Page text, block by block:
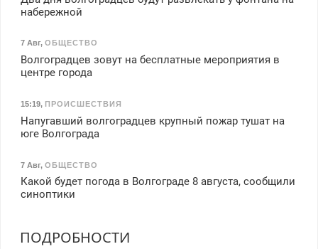
набережной
7 Авг, ОБЩЕСТВО
Волгоградцев зовут на бесплатные мероприятия в
центре города
15:19, ПРОИСШЕСТВИЯ
Напугавший волгоградцев крупный пожар тушат на
юге Волгограда
7 Авг, ОБЩЕСТВО
Какой будет погода в Волгограде 8 августа, сообщили
синоптики
ПОДРОБНОСТИ